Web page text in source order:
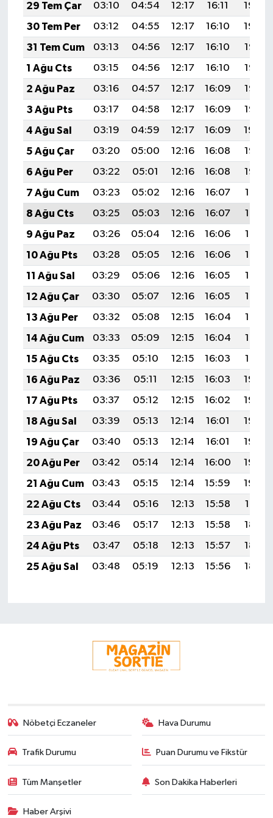
29 Tem Çar
03:10 04:54 12:17 16:11
19:30
30 Tem Per
03:12 04:55 12:17 16:10
19:29
31 Tem Cum
03:13 04:56 12:17 16:10
19:28
1 Ağu Cts
03:15 04:56 12:17 16:10
19:27
2 Ağu Paz
03:16 04:57 12:17 16:09
19:26
3 Ağu Pts
03:17 04:58 12:17 16:09
19:25
4 Ağu Sal
03:19 04:59 12:17 16:09
19:24
5 Ağu Çar
03:20 05:00 12:16 16:08
19:23
6 Ağu Per
03:22 05:01 12:16 16:08
19:22
7 Ağu Cum
03:23 05:02 12:16 16:07
19:21
8 Ağu Cts
03:25 05:03 12:16 16:07
19:19
9 Ağu Paz
03:26 05:04 12:16 16:06
19:18
10 Ağu Pts
03:28 05:05 12:16 16:06
19:17
11 Ağu Sal
03:29 05:06 12:16 16:05
19:16
12 Ağu Çar
03:30 05:07 12:16 16:05
19:14
13 Ağu Per
03:32 05:08 12:15 16:04
19:13
14 Ağu Cum
03:33 05:09 12:15 16:04
19:12
15 Ağu Cts
03:35 05:10 12:15 16:03
19:10
16 Ağu Paz
03:36 05:11 12:15 16:03
19:09
17 Ağu Pts
03:37 05:12 12:15 16:02
19:08
18 Ağu Sal
03:39 05:13 12:14 16:01
19:06
19 Ağu Çar
03:40 05:13 12:14 16:01
19:05
20 Ağu Per
03:42 05:14 12:14 16:00
19:03
21 Ağu Cum
03:43 05:15 12:14 15:59
19:02
22 Ağu Cts
03:44 05:16 12:13 15:58
19:01
23 Ağu Paz
03:46 05:17 12:13 15:58
18:59
24 Ağu Pts
03:47 05:18 12:13 15:57
18:58
25 Ağu Sal
03:48 05:19 12:13 15:56 18:56
Nöbetçi Eczaneler Hava Durumu
Trafik Durumu Puan Durumu ve Fikstür
Tüm Manşetler Son Dakika Haberleri
Haber Arşivi